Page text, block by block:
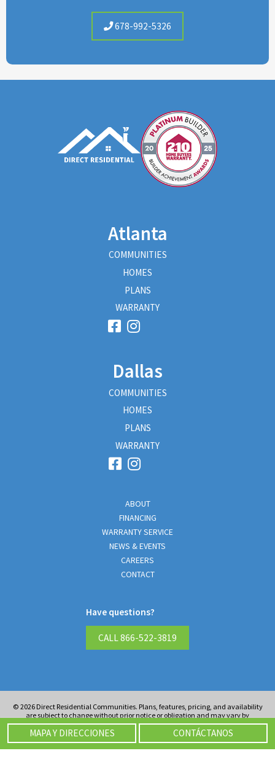
MAPA Y DIRECCIONES CONTÁCTANOS
678-992-5326
Atlanta
COMMUNITIES
HOMES
PLANS
WARRANTY
Dallas
COMMUNITIES
HOMES
PLANS
WARRANTY
ABOUT
FINANCING
WARRANTY SERVICE
NEWS & EVENTS
CAREERS
CONTACT
Have questions?
CALL 866-522-3819
© 2026Direct Residential Communities. Plans, features, pricing, and availability
are subject to change without prior notice or obligation and may vary by
elevation. Information including square footage is approximate and subject to
change without prior notice or obligations. Images are an artist’s conceptions
and not a guarantee of final specifications. Please see our sales professionals for
details and additional information.Privacy Policy.Website Design and